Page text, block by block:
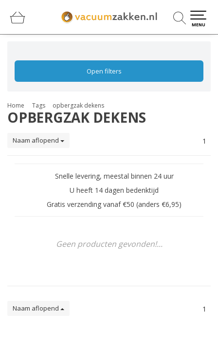
MENU
Open filters
Home Tags opbergzak dekens
OPBERGZAK DEKENS
Naam aflopend 1
Snelle levering, meestal binnen 24 uur
U heeft 14 dagen bedenktijd
Gratis verzending vanaf €50 (anders €6,95)
Geen producten gevonden!...
Naam aflopend 1